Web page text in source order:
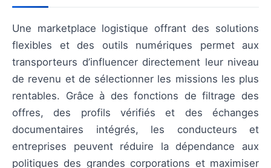
Une marketplace logistique offrant des solutions
flexibles et des outils numériques permet aux
transporteurs d’influencer directement leur niveau
de revenu et de sélectionner les missions les plus
rentables. Grâce à des fonctions de filtrage des
offres, des profils vérifiés et des échanges
documentaires intégrés, les conducteurs et
entreprises peuvent réduire la dépendance aux
politiques des grandes corporations et maximiser